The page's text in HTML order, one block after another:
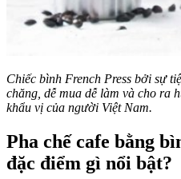
Chiếc bình French Press bởi sự
chăng, dễ mua dễ làm và cho ra
khẩu vị của người Việt Nam.
Pha chế cafe bằng
đặc điểm gì nổi bật?